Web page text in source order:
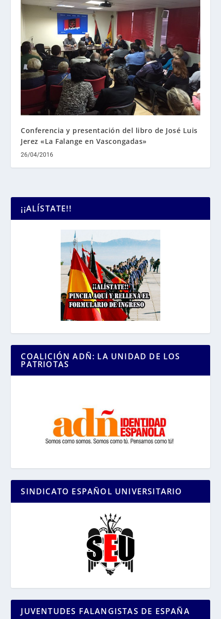
Conferencia y presentación del libro de José Luis
Jerez «La Falange en Vascongadas»
26/04/2016
¡¡ALÍSTATE!!
COALICIÓN ADÑ: LA UNIDAD DE LOS
PATRIOTAS
SINDICATO ESPAÑOL UNIVERSITARIO
JUVENTUDES FALANGISTAS DE ESPAÑA